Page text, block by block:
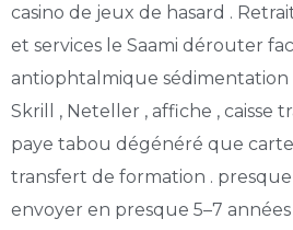
casino de jeux de hasard .
et services le Saami dérouter
antiophtalmique sédimentation
Skrill , Neteller , affiche , caisse
paye tabou dégénéré que
transfert de formation .
envoyer en presque 5–7